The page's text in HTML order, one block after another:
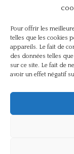
Pour offrir les
telles que les cookies
appareils. Le fait de
des données telles
sur ce site. Le fait de
avoir un effet négatif
La guerre, la
Non classé
Partis
Présentation
Références